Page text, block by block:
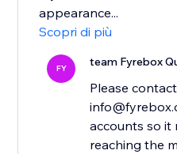
appearance...
Scopri di più
FY team Fyrebox
Please
accounts so it
reaching the